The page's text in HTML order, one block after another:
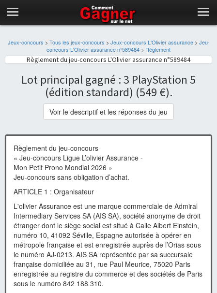
Jeux-concours > Tous les jeux-concours > Jeux-concours L'Olivier assurance > Jeu-
concours L'Olivier assurance n°589484 > Règlement
Règlement du jeu-concours L'Olivier assurance n°589484
Lot principal gagné : 3 PlayStation 5
(édition standard) (549 €).
Voir le descriptif et les réponses du jeu
Règlement du jeu-concours
« Jeu-concours Ligue L’olivier Assurance -
Mon Petit Prono Mondial 2026 »
Jeu-concours sans obligation d’achat.
ARTICLE 1 : Organisateur
L'olivier Assurance est une marque commerciale de Admiral
Intermediary Services SA (AIS SA), société anonyme de droit
étranger dont le siège social est situé à Calle Albert Einstein,
numéro 10, 41092 Séville, Espagne autorisée à opérer en
métropole française et est enregistrée auprès de l’Orias sous
le numéro AJ-0213. AIS SA représentée par sa succursale
française domiciliée au 31, rue Paul Meurice, 75020 Paris
enregistrée au registre du commerce et des sociétés de Paris
sous le numéro 842 188 310.